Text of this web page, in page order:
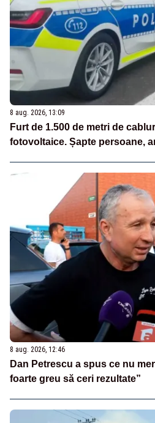
8 aug. 2026, 13:09
Furt de 1.500 de metri de
fotovoltaice. Șapte persoane,
8 aug. 2026, 12:46
Dan Petrescu a spus ce nu
foarte greu să ceri rezultate”